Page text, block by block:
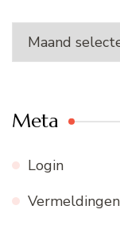
Ons
Meta
Login